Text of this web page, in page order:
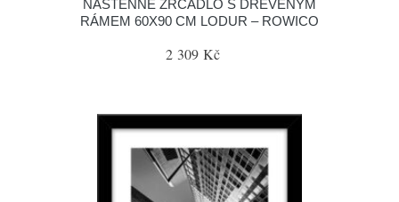
NÁSTĚNNÉ ZRCADLO S DŘEVĚNÝM
RÁMEM 60X90 CM LODUR – ROWICO
2 309 Kč